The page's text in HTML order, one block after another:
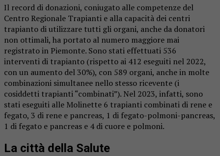
Il record di donazioni, coniugato alle competenze del
Centro Regionale Trapianti e alla capacità dei centri
trapianto di utilizzare tutti gli organi, anche da donatori
non ottimali, ha portato al numero maggiore mai
registrato in Piemonte. Sono stati effettuati 536
interventi di trapianto (rispetto ai 412 eseguiti nel 2022,
con un aumento del 30%), con 589 organi, anche in molte
combinazioni simultanee nello stesso ricevente (i
cosiddetti trapianti “combinati”). Nel 2023, infatti, sono
stati eseguiti alle Molinette 6 trapianti combinati di rene e
fegato, 3 di rene e pancreas, 1 di fegato-polmoni-pancreas,
1 di fegato e pancreas e 4 di cuore e polmoni.
La città della Salute